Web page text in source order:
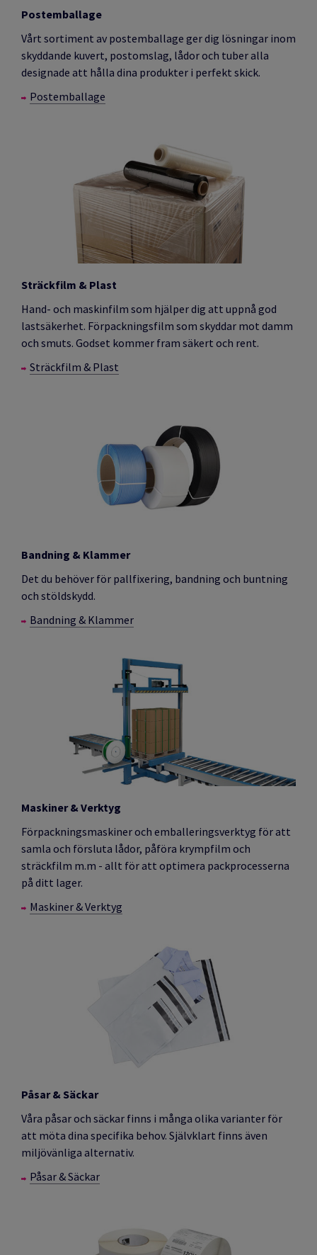
Postemballage
Vårt sortiment av postemballage ger dig lösningar inom
skyddande kuvert, postomslag, lådor och tuber alla
designade att hålla dina produkter i perfekt skick.
Postemballage
Sträckfilm & Plast
Hand- och maskinfilm som hjälper dig att uppnå god
lastsäkerhet. Förpackningsfilm som skyddar mot damm
och smuts. Godset kommer fram säkert och rent.
Sträckfilm & Plast
Bandning & Klammer
Det du behöver för pallfixering, bandning och buntning
och stöldskydd.
Bandning & Klammer
Maskiner & Verktyg
Förpackningsmaskiner och emballeringsverktyg för att
samla och försluta lådor, påföra krympfilm och
sträckfilm m.m - allt för att optimera packprocesserna
på ditt lager.
Maskiner & Verktyg
Påsar & Säckar
Våra påsar och säckar finns i många olika varianter för
att möta dina specifika behov. Självklart finns även
miljövänliga alternativ.
Påsar & Säckar